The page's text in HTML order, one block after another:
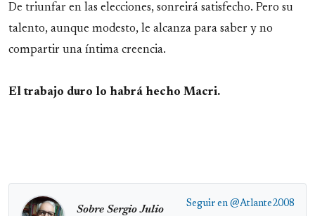
De triunfar en las elecciones, sonreirá satisfecho. Pero su
talento, aunque modesto, le alcanza para saber y no
compartir una íntima creencia.
El trabajo duro lo habrá hecho Macri.
Seguir en @Atlante2008
Sobre Sergio Julio